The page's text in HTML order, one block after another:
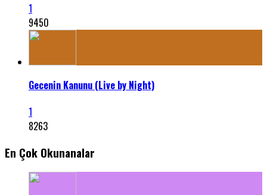
1
9450
Gecenin Kanunu (Live by Night)
1
8263
En Çok Okunanalar